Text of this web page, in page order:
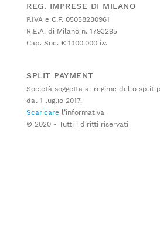
REG. IMPRESE DI MILANO
P.IVA e C.F. 05058230961
R.E.A. di Milano n. 1793295
Cap. Soc. € 1.100.000 i.v.
SPLIT PAYMENT
Società soggetta al regime dello split
dal 1 luglio 2017.
Scaricare l’informativa
© 2020 - Tutti i diritti riservati